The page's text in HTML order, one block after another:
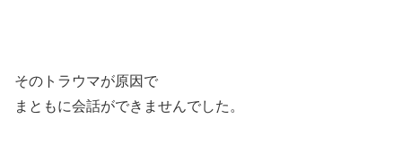
そのトラウマが原因で
まともに会話ができませんでした。